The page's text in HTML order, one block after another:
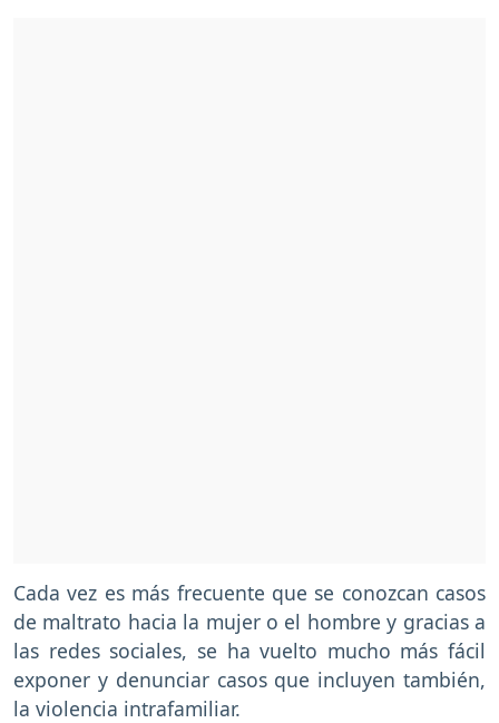
Cada vez es más frecuente que se conozcan casos
de maltrato hacia la mujer o el hombre y gracias a
las redes sociales, se ha vuelto mucho más fácil
exponer y denunciar casos que incluyen también,
la violencia intrafamiliar.